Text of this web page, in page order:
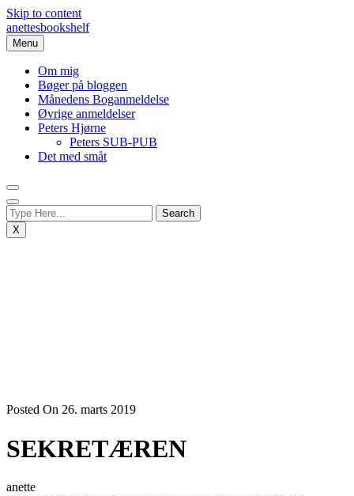
Skip to content
anettesbookshelf
Menu
Om mig
Bøger på bloggen
Månedens Boganmeldelse
Øvrige anmeldelser
Peters Hjørne
Peters SUB-PUB
Det med småt
X
Posted On 26. marts 2019
SEKRETÆREN
anette